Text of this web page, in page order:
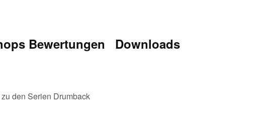
Bewertungen Downloads
den Serien Drumback